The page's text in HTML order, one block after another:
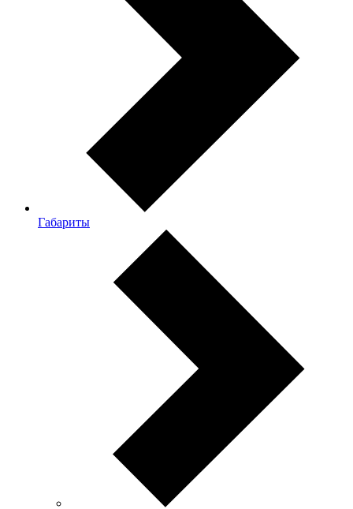
Габариты